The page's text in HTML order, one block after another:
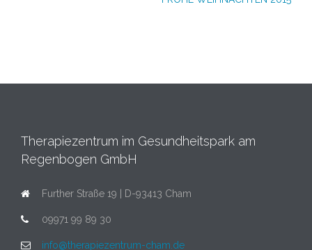
Therapiezentrum im Gesundheitspark am
Regenbogen GmbH
Further Straße 19 | D-93413 Cham
09971 99 89 30
info@therapiezentrum-cham.de